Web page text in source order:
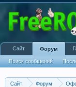
Сайт Форум
Сайт Форум
Поиск сообщений